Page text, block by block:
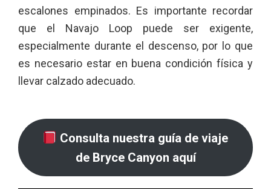
escalones empinados. Es importante recordar
que el Navajo Loop puede ser exigente,
especialmente durante el descenso, por lo que
es necesario estar en buena condición física y
llevar calzado adecuado.
Consulta nuestra guía de viaje
de Bryce Canyon aquí